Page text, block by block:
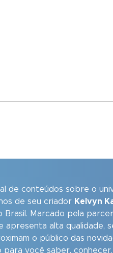
de conteúdos sobre o
de seu criador Kelvyn
Brasil. Marcado pela
apresenta alta qualidade,
o público das
você saber,